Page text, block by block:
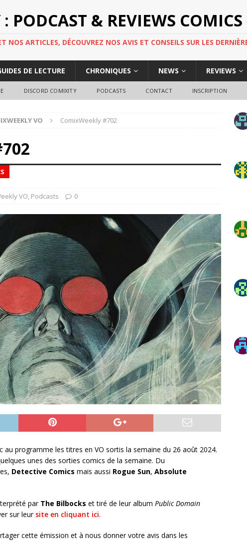
PODCAST & REVIEWS
NOS ARTICLES, DÉCOUVREZ NOS AVIS ET CONSEILS SUR LES
DE LECTURE CHRONIQUES NEWS REVIEWS
DISCORD COMIXITY PODCASTS CONTACT INSCRIPTION
VO ComixWeekly #702
VO, Podcasts 0
au programme les titres en VO sortis la semaine du 26 août 2024.
unes des sorties comics de la semaine. Du
Detective Comics mais aussi Rogue Sun, Absolute
par The Bilbocks et tiré de leur album Public Domain
sur leur site en cliquant ici.
cette émission et à nous donner votre avis dans les